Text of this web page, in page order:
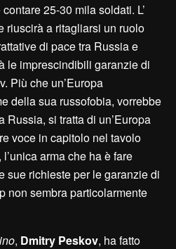
25-30 mila soldati. L’
riuscirà a ritagliarsi un ruolo
di pace tra Russia e
le imprescindibili garanzie di
Più che un’Europa
della sua russofobia, vorrebbe
Russia, si tratta di un’Europa
voce in capitolo nel tavolo
arma che ha è fare
sue richieste per le garanzie di
non sembra particolarmente
, Dmitry Peskov, ha fatto